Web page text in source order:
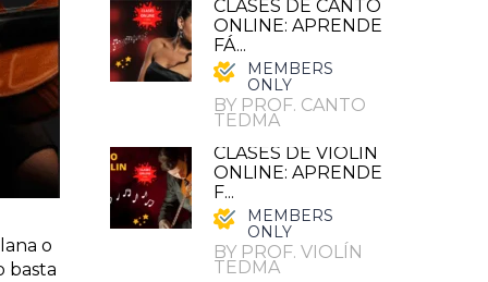
o
basta
CLASES DE CANTO
ONLINE: APRENDE
FÁ...
MEMBERS
ONLY
BY PROF. CANTO
TEDMA
CLASES DE VIOLIN
ONLINE: APRENDE
F...
MEMBERS
ONLY
BY PROF. VIOLÍN
TEDMA